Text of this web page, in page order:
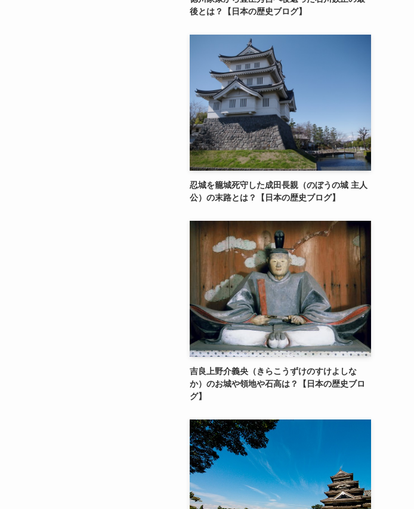
後とは？【日本の歴史ブログ】
忍城を籠城死守した成田長親（のぼうの城 主人
公）の末路とは？【日本の歴史ブログ】
吉良上野介義央（きらこうずけのすけよしな
か）のお城や領地や石高は？【日本の歴史ブロ
グ】